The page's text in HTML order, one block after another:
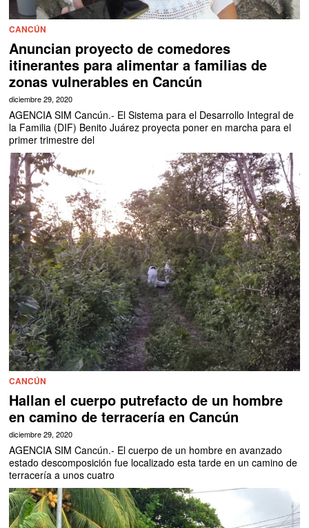
CANCÚN
Anuncian proyecto de comedores
itinerantes para alimentar a familias de
zonas vulnerables en Cancún
diciembre 29, 2020
AGENCIA SIM Cancún.- El Sistema para el Desarrollo Integral de
la Familia (DIF) Benito Juárez proyecta poner en marcha para el
primer trimestre del
CANCÚN
Hallan el cuerpo putrefacto de un hombre
en camino de terracería en Cancún
diciembre 29, 2020
AGENCIA SIM Cancún.- El cuerpo de un hombre en avanzado
estado descomposición fue localizado esta tarde en un camino de
terracería a unos cuatro